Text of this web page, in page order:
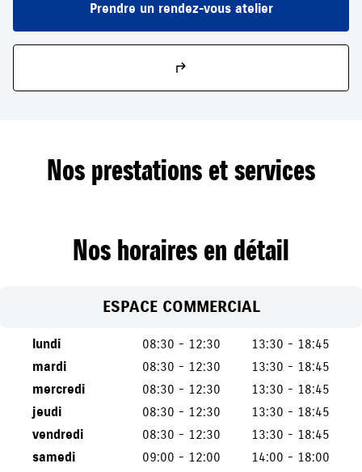
Prendre un rendez-vous atelier
Nos prestations et services
Nos horaires en détail
ESPACE COMMERCIAL
lundi 08:30 - 12:30
13:30 - 18:45
mardi
08:30 - 12:30
13:30 - 18:45
mercredi
08:30 - 12:30
13:30 - 18:45
jeudi
08:30 - 12:30
13:30 - 18:45
vendredi
08:30 - 12:30
13:30 - 18:45
samedi
09:00 - 12:00 14:00 - 18:00